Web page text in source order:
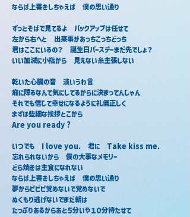
ならば上書きしちゃえば　僕の思い通り
ずっとそばで見てるよ　バックアップは任せて
左から右へと　出来事があっちこっちどっち
君はここにいるの？　誕生日バースデーまだ先でしょ？
いい加減に小指から　見えない糸主張しない
乾いた心臓の音　淡いうわ言
癪に障るなんて気にしてるからに決まってんじゃん
それでも信じて幸せになるように礼儀正しく
まずは些細な挨拶とこから
Are you ready ?
いつでも　I love you.　君に　Take kiss me.
忘れられないから　僕の大事なメモリー
どら焼きは主食になれない
ならば上書きしちゃえば　僕の思い通り
夢からピピピ覚めないで覚めないで
ぬくもり逃げないでまだ朝は
たっぷりあるからあと５分いや１０分待たせて